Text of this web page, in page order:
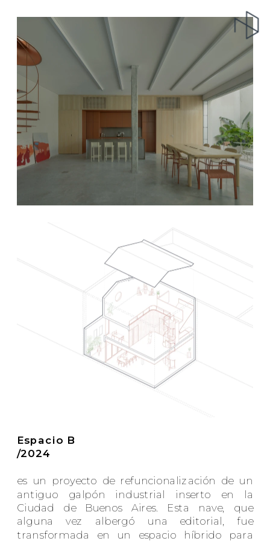
Espacio B
/2024
es un proyecto de refuncionalización de un
antiguo galpón industrial inserto en la
Ciudad de Buenos Aires. Esta nave, que
alguna vez albergó una editorial, fue
transformada en un espacio híbrido para